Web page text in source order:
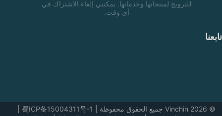
للترويج لمنتجاتها وخدماتها. يمكنني إلغاء الاشتراك في
أي وقت.
تابعنا
© 2026 Vinchin جميع الحقوق محفوظة 蜀ICP备15004311号-1
|